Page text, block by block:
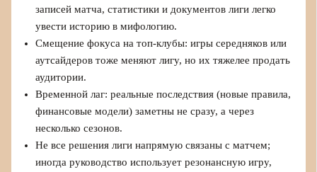
записей матча, статистики и документов лиги легко
увести историю в мифологию.
Смещение фокуса на топ-клубы: игры середняков или
аутсайдеров тоже меняют лигу, но их тяжелее продать
аудитории.
Временной лаг: реальные последствия (новые правила,
финансовые модели) заметны не сразу, а через
несколько сезонов.
Не все решения лиги напрямую связаны с матчем;
иногда руководство использует резонансную игру,